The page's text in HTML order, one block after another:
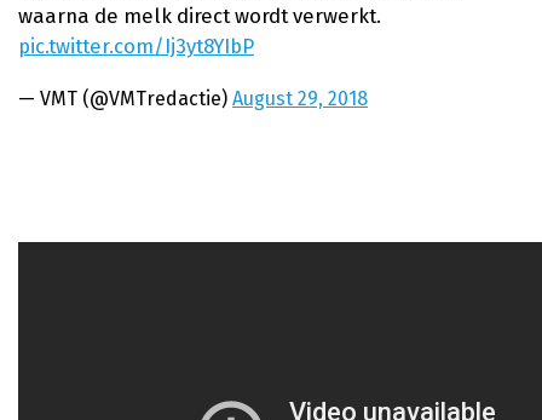
waarna de melk direct wordt verwerkt.
pic.twitter.com/Ij3yt8YIbP
— VMT (@VMTredactie) August 29, 2018